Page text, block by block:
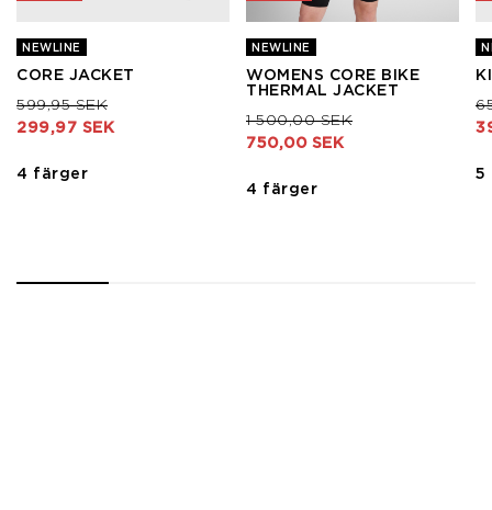
NEWLINE
CORE JACKET
Pris nedsatt från
599,95 SEKtill
299,97 SEK
4 färger
NEWLINE
WOMENS CORE BIKE
THERMAL JACKET
Pris nedsatt från
1 500,00 SEKtill
750,00 SEK
4 färger
5